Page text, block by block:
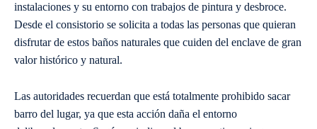
instalaciones y su entorno con trabajos de pintura y desbroce.
Desde el consistorio se solicita a todas las personas que quieran
disfrutar de estos baños naturales que cuiden del enclave de gran
valor histórico y natural.
Las autoridades recuerdan que está totalmente prohibido sacar
barro del lugar, ya que esta acción daña el entorno